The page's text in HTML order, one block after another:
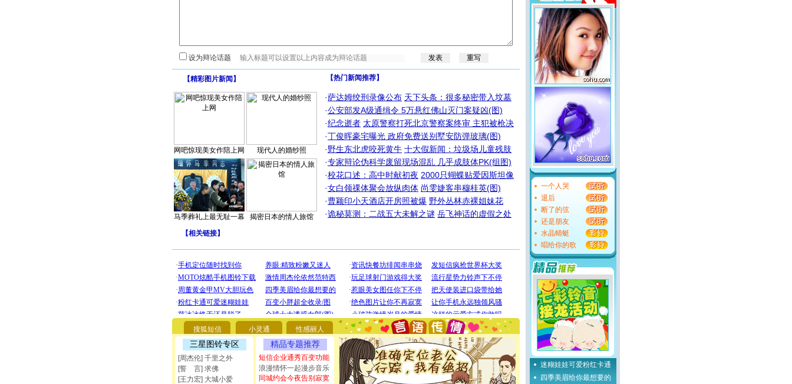
设为辩论话题
【精彩图片新闻 】
网吧惊现美女作陪上网 现代人的婚纱照
马季葬礼上最无耻一幕 揭密日本的情人旅馆
【热门新闻推荐】
·萨达姆绞刑录像公布 天下头条：很多秘密带入坟墓
·公安部发A级通缉令 5万悬红佛山灭门案疑凶(图)
·纪念逝者 太原警察打死北京警察案终审 主犯被枪决
·丁俊晖豪宅曝光 政府免费送别墅安防弹玻璃(图)
·野生东北虎咬死黄牛 十大假新闻：垃圾场儿童残肢
·专家辩论伪科学废留现场混乱 几乎成肢体PK(组图)
·校花口述：高中时献初夜 2000只蝴蝶贴爱因斯坦像
·女白领祼体聚会放纵肉体 尚雯婕客串穆桂英(图)
·曹颖印小天酒店开房照被爆 野外丛林赤裸姐妹花
·诡秘莫测：二战五大未解之谜 岳飞神话的虚假之处
【相关链接】
搜狐短信 小灵通 性感丽人
三星图铃专区
[周杰伦] 千里之外
[誓 言] 求佛
[王力宏] 大城小爱
精品专题推荐
短信企业通秀百变功能
浪漫情怀一起漫步音乐
同城约会今夜告别寂寞
[圣诞节]圣诞节到了，想想没什么送给你的，又不打算给
你太多，只有给你五千万：千万快乐！千万要健康！千万
要平安！千万要知足！千万不要忘记我！
[圣诞节]不只这样的日子才会想起你,而是这样的日子才
能正大光明地骚扰你,告诉你,圣诞要快乐!新年要快乐!天天
都要快乐噢!
[圣诞节]奉上一颗祝福的心,在这个特别的日子里,愿幸福,
如意,快乐,鲜花,一切美好的祝愿与你同在.圣诞快乐!
[元旦]看到你我会触电；看不到你我要充电；没有你我会
一个人哭
退后
断了的弦
还是朋友
水晶蜻蜓
唱给你的歌
迷糊娃娃可爱粉红卡通
四季美眉给你最想要的